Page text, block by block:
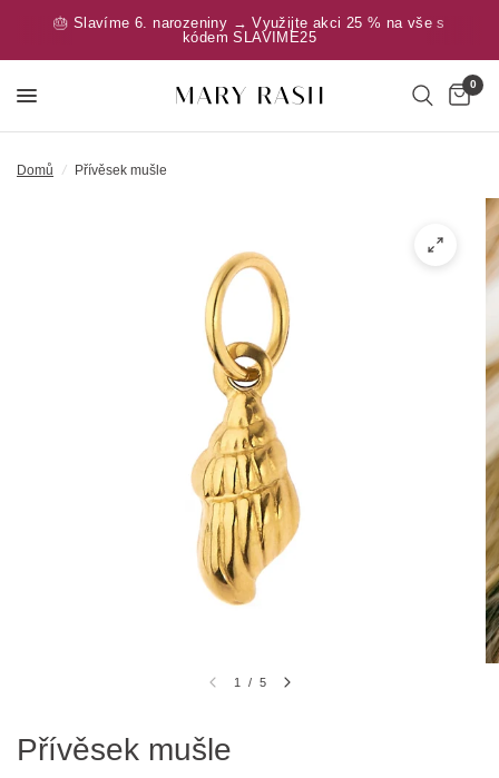
🎂 Slavíme 6. narozeniny → Využijte akci 25 % na vše s
kódem SLAVIME25
0
Domů / Přívěsek mušle
1 / 5
Přívěsek mušle